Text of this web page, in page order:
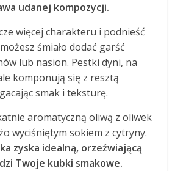
udanej kompozycji.
więcej charakteru i podnieść
śmiało dodać garść
lub nasion. Pestki dyni, na
komponują się z resztą
smak i teksturę.
aromatyczną oliwą z oliwek
wyciśniętym sokiem z cytryny.
zyska idealną, orzeźwiającą
Twoje kubki smakowe.